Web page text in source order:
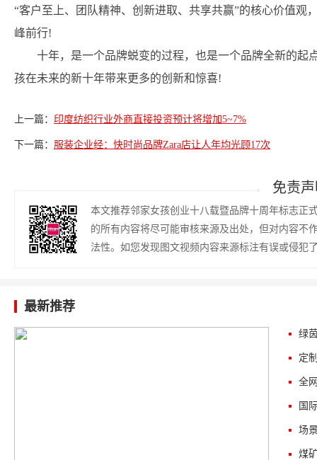
“客户至上、团队精神、创新进取、共享共赢”的核心价值观
峰前行!
十年，是一个品牌蜕变的过程，也是一个品牌全新的
孩在未来的新十年带来更多的创新和惊喜!
上一篇： 印度纺织行业外商直接投资预计将增加5~7%
下一篇： 服装企业经：快时尚品牌Zara店让人年均光顾17次
免责
本文推荐邻家女孩创业十八载暨品牌十周年标志正
的所有内容将尽可能审核来源及出处，但对内容不
法性。如您发现图文视频内容来源标注有误或侵犯
最新推荐